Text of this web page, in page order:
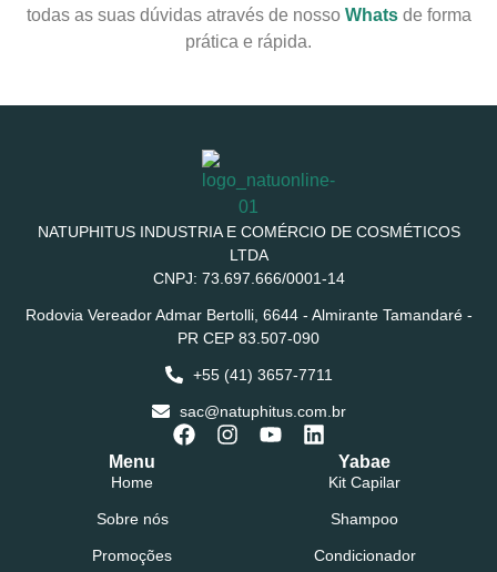
todas as suas dúvidas através de nosso Whatsde forma
prática e rápida.
NATUPHITUS INDUSTRIA E COMÉRCIO DE COSMÉTICOS
LTDA
CNPJ: 73.697.666/0001-14
Rodovia Vereador Admar Bertolli, 6644 - Almirante Tamandaré -
PR CEP 83.507-090
+55 (41) 3657-7711
sac@natuphitus.com.br
Menu
Home
Sobre nós
Promoções
Yabae
Kit Capilar
Shampoo
Condicionador